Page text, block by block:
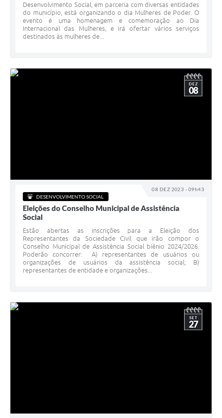
Notícias
Links e Sites
Fotos - Eventos Oficiais
Desenvolvimento Social, em parceria com diversas entidades
do município, está organizando o dia Mulheres de Poder. O
evento é uma homenagem e comemoração ao Dia
Internacional das Mulheres, e irá ofertar vários serviços
destinados às mulheres de...
08 DEZ 2023 - 09h43
DEZ
08
DESENVOLVIMENTO SOCIAL
Eleições do Conselho Municipal de Assistência
Social
Estão abertas as inscrições para a Eleição dos
Representantes da Sociedade Civil que irão compor o
Conselho Municipal de Assistência Social biênio 2024/2026.
Poderão concorrer: A) representantes de usuários ou
organizações de usuários da assistência social; B)
representantes de entidade e organizações...
SET
27